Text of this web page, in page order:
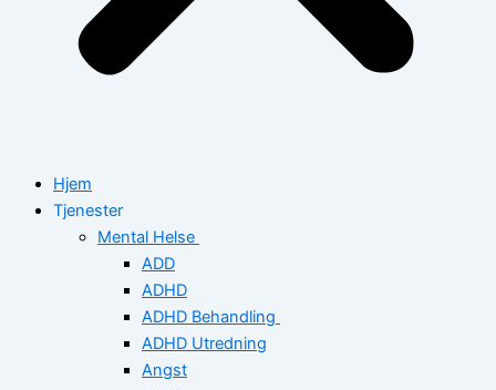
Hjem
Tjenester
Mental Helse
ADD
ADHD
ADHD Behandling
ADHD Utredning
Angst